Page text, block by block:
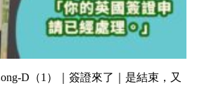
D（1）｜簽證來了｜是結束，又